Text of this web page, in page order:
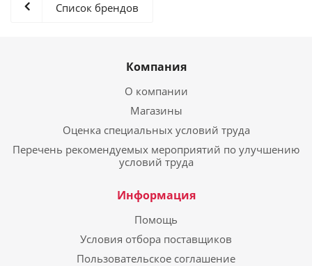
Список брендов
Компания
О компании
Магазины
Оценка специальных условий труда
Перечень рекомендуемых мероприятий по улучшению
условий труда
Информация
Помощь
Условия отбора поставщиков
Пользовательское соглашение